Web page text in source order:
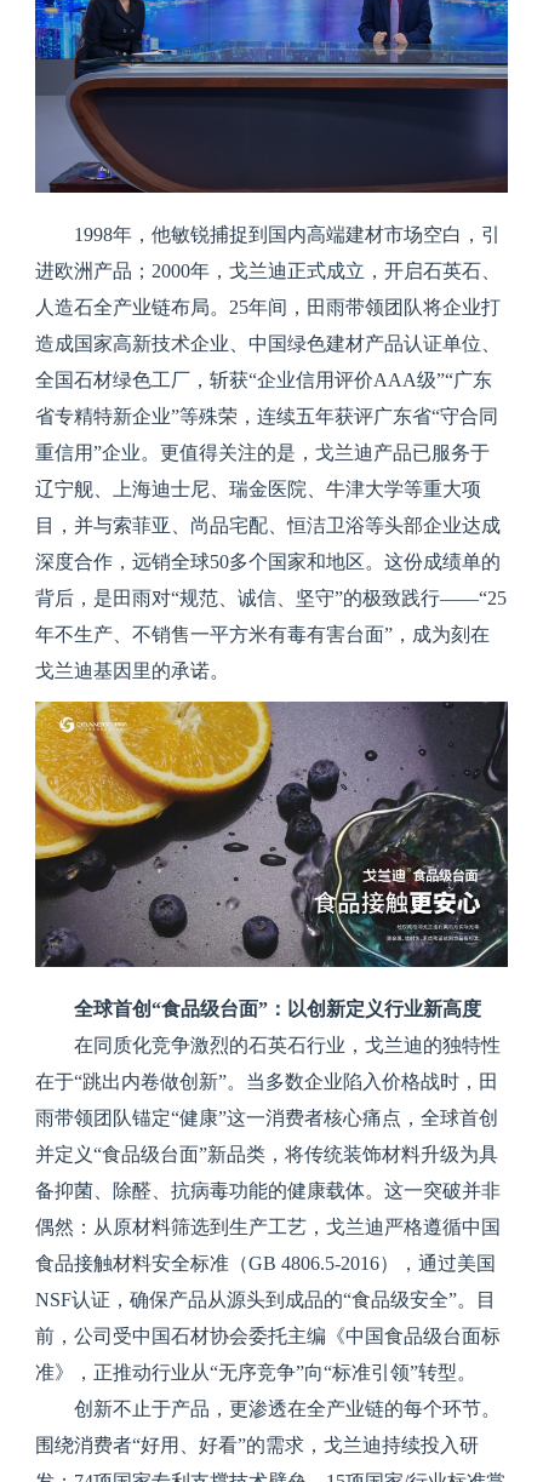
1998年，他敏锐捕捉到国内高端建材市场空白，引
进欧洲产品；2000年，戈兰迪正式成立，开启石英石、
人造石全产业链布局。25年间，田雨带领团队将企业打
造成国家高新技术企业、中国绿色建材产品认证单位、
全国石材绿色工厂，斩获“企业信用评价AAA级”“广东
省专精特新企业”等殊荣，连续五年获评广东省“守合同
重信用”企业。更值得关注的是，戈兰迪产品已服务于
辽宁舰、上海迪士尼、瑞金医院、牛津大学等重大项
目，并与索菲亚、尚品宅配、恒洁卫浴等头部企业达成
深度合作，远销全球50多个国家和地区。这份成绩单的
背后，是田雨对“规范、诚信、坚守”的极致践行——“25
年不生产、不销售一平方米有毒有害台面”，成为刻在
戈兰迪基因里的承诺。
全球首创“食品级台面”：以创新定义行业新高度
在同质化竞争激烈的石英石行业，戈兰迪的独特性
在于“跳出内卷做创新”。当多数企业陷入价格战时，田
雨带领团队锚定“健康”这一消费者核心痛点，全球首创
并定义“食品级台面”新品类，将传统装饰材料升级为具
备抑菌、除醛、抗病毒功能的健康载体。这一突破并非
偶然：从原材料筛选到生产工艺，戈兰迪严格遵循中国
食品接触材料安全标准（GB 4806.5-2016），通过美国
NSF认证，确保产品从源头到成品的“食品级安全”。目
前，公司受中国石材协会委托主编《中国食品级台面标
准》，正推动行业从“无序竞争”向“标准引领”转型。
创新不止于产品，更渗透在全产业链的每个环节。
围绕消费者“好用、好看”的需求，戈兰迪持续投入研